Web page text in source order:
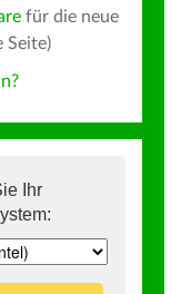
für die neue
Seite)
Ihr